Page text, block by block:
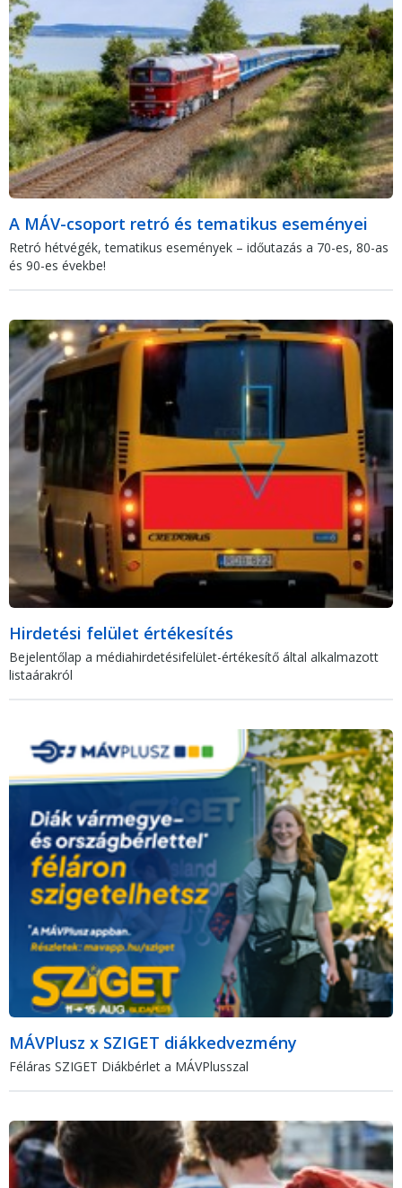
A MÁV-csoport retró és tematikus eseményei
Retró hétvégék, tematikus események – időutazás a 70-es, 80-as
és 90-es évekbe!
Hirdetési felület értékesítés
Bejelentőlap a médiahirdetésifelület-értékesítő által alkalmazott
listaárakról
MÁVPlusz x SZIGET diákkedvezmény
Féláras SZIGET Diákbérlet a MÁVPlusszal